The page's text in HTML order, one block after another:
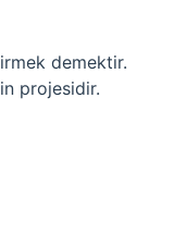
demektir.
projesidir.